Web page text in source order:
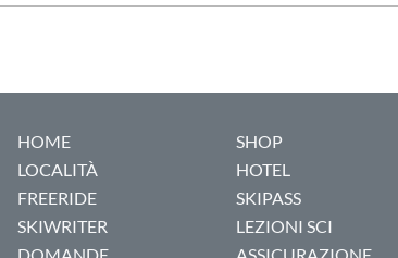
HOME
LOCALITÀ
FREERIDE
SKIWRITER
SHOP
HOTEL
SKIPASS
LEZIONI SCI